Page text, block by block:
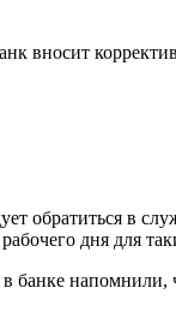
вносит
обратиться в
дня для
банке